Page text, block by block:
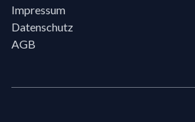
Impressum
Datenschutz
AGB